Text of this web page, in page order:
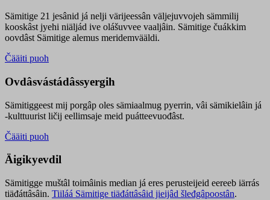
Sämitige 21 jesânid já nelji värijeessân väljejuvvojeh sämmilij
kooskâst jyehi niäljád ive olášuvvee vaaljâin. Sämitige čuákkim
oovdâst Sämitige alemus meridemvääldi.
Čääiti puoh
Ovdâsvástádâssyergih
Sämitiggeest mij porgâp oles sämiaalmug pyerrin, vâi sämikielâin já
-kulttuurist ličij eellimsaje meid puátteevuođâst.
Čääiti puoh
Äigikyevdil
Sämitigge muštâl toimâinis median já eres perusteijeid eereeb iärrás
tiäđáttâsâin. Tiiláá Sämitige tiäđáttâsâid jieijâd šleđgâpoostân.